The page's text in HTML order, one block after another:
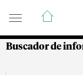
Guía de
Buscador de